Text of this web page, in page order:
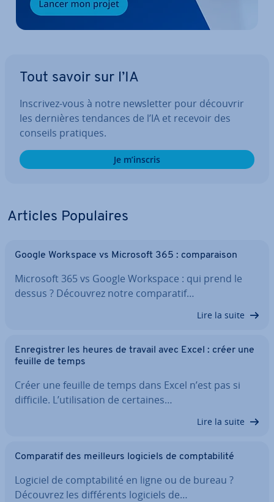
Tout savoir sur l’IA
Inscrivez-vous à notre news­let­ter pour découvrir
les dernières tendances de l’IA et recevoir des
conseils pratiques.
Je m’inscris
Articles Po­pu­laires
Google Workspace vs Microsoft 365 : com­pa­rai­son
Microsoft 365 vs Google Workspace : qui prend le
dessus ? Découvrez notre com­pa­ra­tif…
Lire la suite
En­re­gis­trer les heures de travail avec Excel : créer une
feuille de temps
Créer une feuille de temps dans Excel n’est pas si
difficile. L’uti­li­sa­tion de certaines…
Lire la suite
Com­pa­ra­tif des meilleurs logiciels de comp­ta­bi­lité
Logiciel de comp­ta­bi­lité en ligne ou de bureau ?
Découvrez les dif­fé­rents logiciels de…